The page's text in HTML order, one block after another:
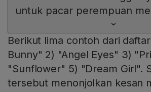
untuk pacar perempuan
Berikut lima contoh dari
Bunny" 2) "Angel Eyes" 3)
"Sunflower" 5) "Dream Girl".
tersebut menonjolkan kesan